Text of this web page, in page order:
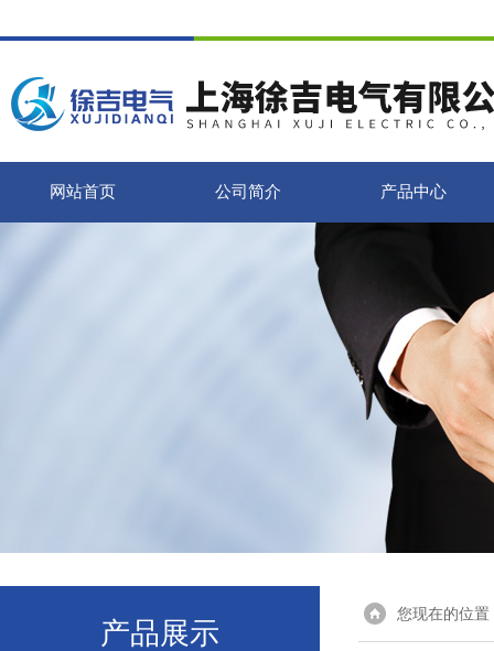
网站首页 公司简介 产品中心
产品展示
您现在的位置